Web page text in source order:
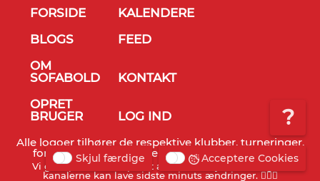
?
FORSIDE
KALENDERE
BLOGS
FEED
OM
SOFABOLD
KONTAKT
OPRET
BRUGER
LOG IND
Alle logoer tilhører de respektive klubber, turneringer,
forbund og TV stationer - © Sofabold 2011-2026
Vi gør opmærksom på, at alt info er vejledende og TV
kanalerne kan lave sidste minuts ændringer. 🤷🏻‍♂️
Skjul færdige Acceptere Cookies